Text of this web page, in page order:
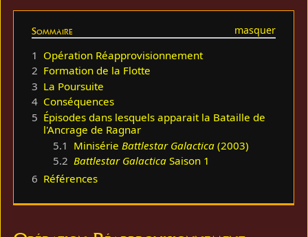
Sommaire
1 Opération Réapprovisionnement
2 Formation de la Flotte
3 La Poursuite
4 Conséquences
5 Épisodes dans lesquels apparait la Bataille de
l'Ancrage de Ragnar
5.1 Minisérie Battlestar Galactica(2003)
5.2 Battlestar GalacticaSaison 1
6 Références